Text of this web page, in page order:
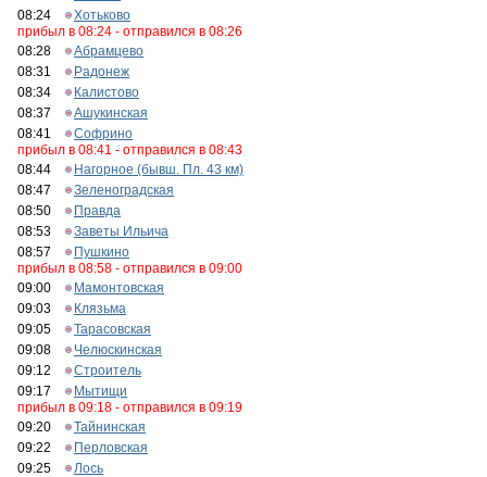
08:24
Хотьково
прибыл в 08:24 - отправился в 08:26
08:28
Абрамцево
08:31
Радонеж
08:34
Калистово
08:37
Ашукинская
08:41
Софрино
прибыл в 08:41 - отправился в 08:43
08:44
Нагорное (бывш. Пл. 43 км)
08:47
Зеленоградская
08:50
Правда
08:53
Заветы Ильича
08:57
Пушкино
прибыл в 08:58 - отправился в 09:00
09:00
Мамонтовская
09:03
Клязьма
09:05
Тарасовская
09:08
Челюскинская
09:12
Строитель
09:17
Мытищи
прибыл в 09:18 - отправился в 09:19
09:20
Тайнинская
09:22
Перловская
09:25
Лось